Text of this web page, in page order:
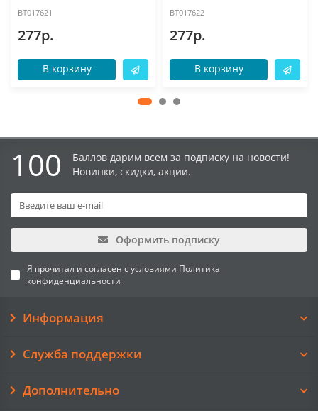
BT017621
277р.
В корзину
BT017622
277р.
В корзину
100
Баллов дарим всем за подписку на новости!
Новинки, скидки, акции.
Оформить подписку
Я прочитал и согласен с условиями Политика
конфиденциальности
Информация
Служба поддержки
Дополнительно